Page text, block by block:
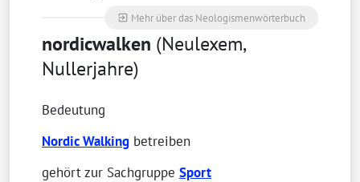
exit_to_app Mehr über das Neologismenwörterbuch
nordicwalken (Neulexem,
Nullerjahre)
Bedeutung
Nordic Walking betreiben
gehört zur Sachgruppe Sport